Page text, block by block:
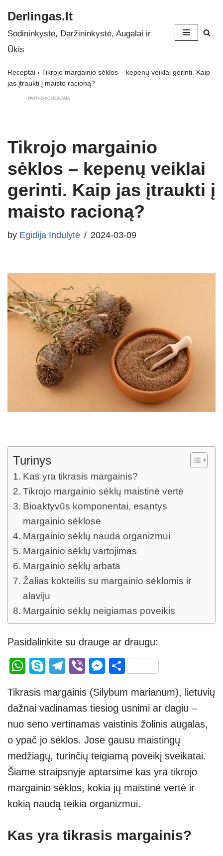
Skip
to
Derlingas.lt
Sodininkystė, Daržininkystė, Augalai ir
Ūkis
Receptai › Tikrojo margainio sėklos – kepenų veiklai gerinti. Kaip
jas įtraukti į maisto racioną?
PARTNERIO REKLAMA
Tikrojo margainio
sėklos – kepenų veiklai
gerinti. Kaip jas įtraukti į
maisto racioną?
by Egidija Indulytė 2024-03-09
Turinys
Kas yra tikrasis margainis?
Tikrojo margainio sėklų maistinė vertė
Bioaktyvūs komponentai, esantys
margainio sėklose
Margainio sėklų nauda organizmui
Margainio sėklų vartojimas
Margainio sėklų arbata
Žalias kokteilis su margainio sėklomis ir
alaviju
Margainio sėklų neigiamas poveikis
Pasidalinkite su drauge ar draugu:
W
at
s
A
p
p
S
p
e
T
e
gr
a
m
Vi
er
M
ss
e
n
g
er
S
ar
e
Tikrasis margainis (Silybum marianum), lietuvių
dažnai vadinamas tiesiog usnimi ar dagiu –
nuo seno vertinamas vaistinis žolinis augalas,
o ypač jo sėklos. Jose gausu maistingų
medžiagų, turinčių teigiamą poveikį sveikatai.
Šiame straipsnyje aptarsime kas yra tikrojo
margainio sėklos, kokia jų maistinė vertė ir
kokią naudą teikia organizmui.
Kas yra tikrasis margainis?